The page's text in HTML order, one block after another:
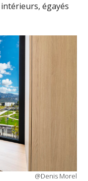
égayés
@Denis Morel